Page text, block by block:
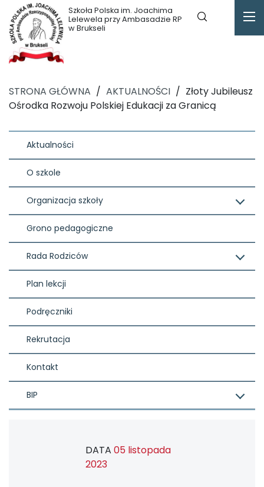
Szkoła Polska im. Joachima
Lelewela przy Ambasadzie RP
w Brukseli
STRONA GŁÓWNA / AKTUALNOŚCI / Złoty Jubileusz
Ośrodka Rozwoju Polskiej Edukacji za Granicą
Aktualności
O szkole
Organizacja szkoły
Grono pedagogiczne
Rada Rodziców
Plan lekcji
Podręczniki
Rekrutacja
Kontakt
BIP
DATA 05 listopada
2023